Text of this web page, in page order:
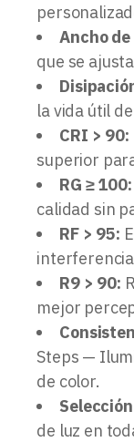
Ancho
que se
la vida útil
CRI > 90:
superior
RG ≥ 100:
calidad sin
RF > 95:
R9 > 90:
mejor
Steps —
de color.
Selección
de luz en